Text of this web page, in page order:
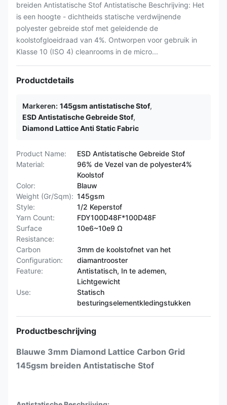
breiden Antistatische Stof Antistatische Beschrijving: Het
is een hoogte - dichtheids statische verdwijnende
polyester gebreide stof met geleidende de
koolstofgloeidraad van 4%. Ontworpen voor gebruik in
Klasse 10 (ISO 4) cleanrooms in de micro...
Productdetails
Markeren: 145gsm antistatische Stof,
ESD Antistatische Gebreide Stof,
Diamond Lattice Anti Static Fabric
Product Name:
ESD Antistatische Gebreide Stof
Material:
96% de Vezel van de polyester4%
Koolstof
Color:
Blauw
Weight (Gr/Sqm): 145gsm
Style:
1/2 Keperstof
Yarn Count:
FDY100D48F*100D48F
Surface
Resistance:
10e6~10e9 Ω
Carbon
Configuration:
3mm de koolstofnet van het
diamantrooster
Feature:
Antistatisch, In te ademen,
Lichtgewicht
Use:
Statisch
besturingselementkledingstukken
Productbeschrijving
Blauwe 3mm Diamond Lattice Carbon Grid
145gsm breiden Antistatische Stof